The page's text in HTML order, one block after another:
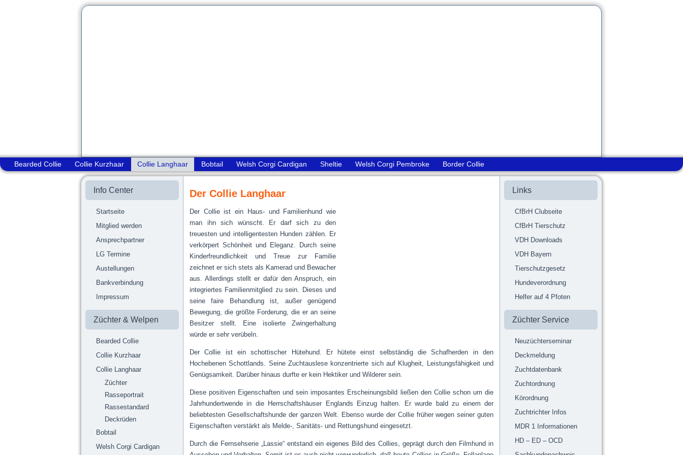
Bearded Collie Collie Kurzhaar Collie Langhaar Bobtail Welsh Corgi Cardigan Sheltie Welsh Corgi Pembroke Border Collie
Info Center
Startseite
Mitglied werden
Ansprechpartner
LG Termine
Austellungen
Bankverbindung
Impressum
Züchter & Welpen
Bearded Collie
Collie Kurzhaar
Collie Langhaar
Züchter
Rasseportrait
Rassestandard
Deckrüden
Bobtail
Welsh Corgi Cardigan
Der Collie Langhaar
Der Collie ist ein Haus- und Familienhund wie
man ihn sich wünscht. Er darf sich zu den
treuesten und intelligentesten Hunden zählen. Er
verkörpert Schönheit und Eleganz. Durch seine
Kinderfreundlichkeit und Treue zur Familie
zeichnet er sich stets als Kamerad und Bewacher
aus. Allerdings stellt er dafür den Anspruch, ein
integriertes Familienmitglied zu sein. Dieses und
seine faire Behandlung ist, außer genügend
Bewegung, die größte Forderung, die er an seine
Besitzer stellt. Eine isolierte Zwingerhaltung
würde er sehr verübeln.
Der Collie ist ein schottischer Hütehund. Er hütete einst selbständig die Schafherden in den
Hochebenen Schottlands. Seine Zuchtauslese konzentrierte sich auf Klugheit, Leistungsfähigkeit und
Genügsamkeit. Darüber hinaus durfte er kein Hektiker und Wilderer sein.
Diese positiven Eigenschaften und sein imposantes Erscheinungsbild ließen den Collie schon um die
Jahrhundertwende in die Herrschaftshäuser Englands Einzug halten. Er wurde bald zu einem der
beliebtesten Gesellschaftshunde der ganzen Welt. Ebenso wurde der Collie früher wegen seiner guten
Eigenschaften verstärkt als Melde-, Sanitäts- und Rettungshund eingesetzt.
Durch die Fernsehserie „Lassie“ entstand ein eigenes Bild des Collies, geprägt durch den Filmhund in
Links
CfBrH Clubseite
CfBrH Tierschutz
VDH Downloads
VDH Bayern
Tierschutzgesetz
Hundeverordnung
Helfer auf 4 Pfoten
Züchter Service
Neuzüchterseminar
Deckmeldung
Zuchtdatenbank
Zuchtordnung
Körordnung
Zuchtrichter Infos
MDR 1 Informationen
HD – ED – OCD